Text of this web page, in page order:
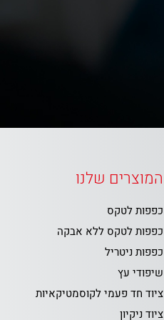
המוצרים שלנו
כפפות לטקס
כפפות לטקס ללא אבקה
כפפות ניטריל
שיפודי עץ
ציוד חד פעמי לקוסמטיקאיות
ציוד ניקיון